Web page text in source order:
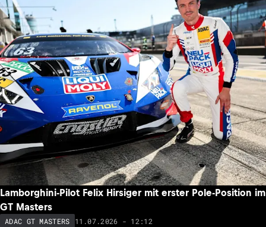
Lamborghini-Pilot Felix Hirsiger mit erster Pole-Position im
GT Masters
ADAC GT MASTERS 11.07.2026 - 12:12